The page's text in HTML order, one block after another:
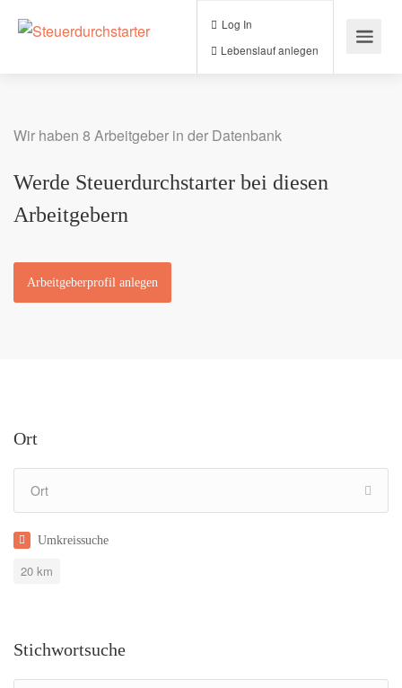
Lebenslauf anlegen
Wir haben 8 Arbeitgeber in der Datenbank
Werde Steuerdurchstarter bei diesen
Arbeitgebern
Arbeitgeberprofil anlegen
Ort
Umkreissuche
20 km
Stichwortsuche